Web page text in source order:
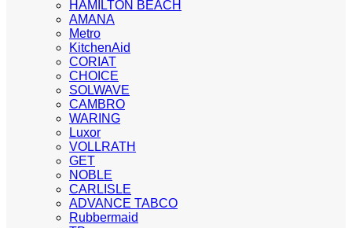
HAMILTON BEACH
AMANA
Metro
KitchenAid
CORIAT
CHOICE
SOLWAVE
CAMBRO
WARING
Luxor
VOLLRATH
GET
NOBLE
CARLISLE
ADVANCE TABCO
Rubbermaid